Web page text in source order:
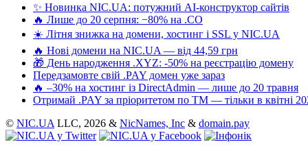
✨ Новинка NIC.UA: потужний AI-конструктор сайтів
🔥 Лише до 20 серпня: −80% на .CO
☀️ Літня знижка на домени, хостинг і SSL у NIC.UA
🔥 Нові домени на NIC.UA — від 44,59 грн
🎁 День народження .XYZ: -50% на реєстрацію домену
Передзамовте свій .PAY домен уже зараз
🔥 –30% на хостинг із DirectAdmin — лише до 20 травня
Отримай .PAY за пріоритетом по ТМ — тільки в квітні
© NIC.UA LLC, 2026 & NicNames, Inc & domain.pay